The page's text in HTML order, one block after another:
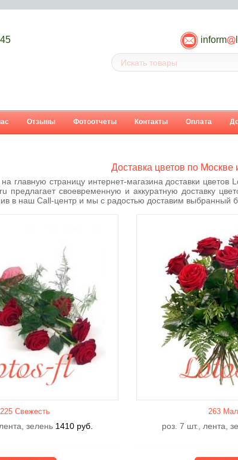
inform
Отзывы Фотоотчеты Контакты Оплата
Доставка цветов по Москве
главную страницу интернет-магазина доставки
предлагает своевременную и аккуратную доставку
в наш Call-центр и мы с радостью доставим выбранный
225 Свежесть
зелень 1410 руб.
263
роз. 7 шт., лента,